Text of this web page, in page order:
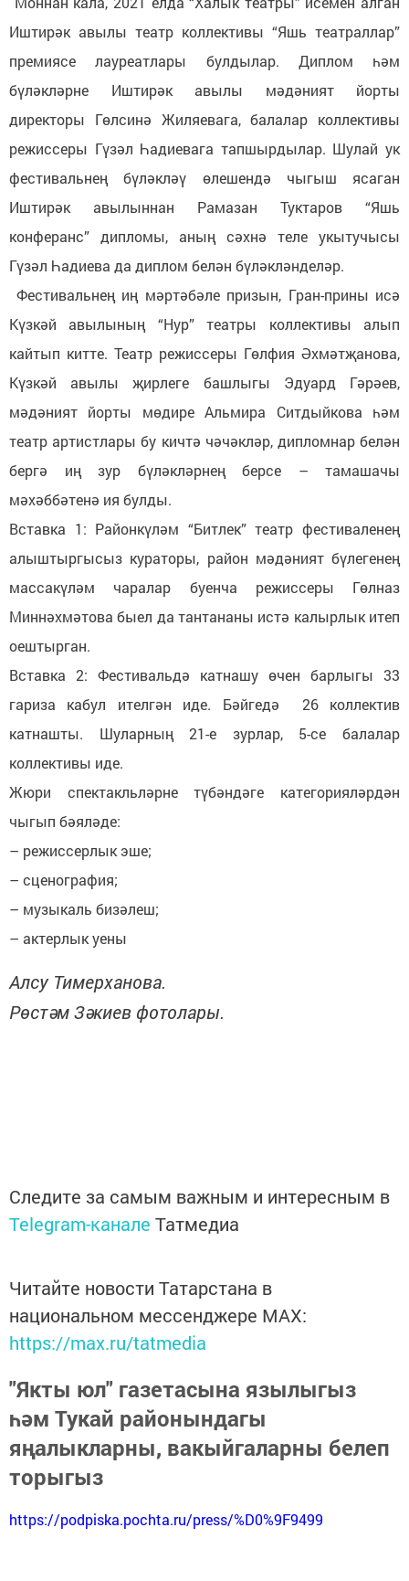
Иштирәк авылы театр коллективы “Яшь театраллар”
премиясе лауреатлары булдылар. Диплом һәм
бүләкләрне Иштирәк авылы мәдәният йорты
директоры Гөлсинә Жиляевага, балалар коллективы
режиссеры Гүзәл Һадиевага тапшырдылар. Шулай ук
фестивальнең бүләкләү өлешендә чыгыш ясаган
Иштирәк авылыннан Рамазан Туктаров “Яшь
конферанс” дипломы, аның сәхнә теле укытучысы
Гүзәл Һадиева да диплом белән бүләкләнделәр.
Фестивальнең иң мәртәбәле призын, Гран-прины исә
Күзкәй авылының “Нур” театры коллективы алып
кайтып китте. Театр режиссеры Гөлфия Әхмәтҗанова,
Күзкәй авылы җирлеге башлыгы Эдуард Гәрәев,
мәдәният йорты мөдире Альмира Ситдыйкова һәм
театр артистлары бу кичтә чәчәкләр, дипломнар белән
бергә иң зур бүләкләрнең берсе – тамашачы
мәхәббәтенә ия булды.
Вставка 1: Районкүләм “Битлек” театр фестиваленең
алыштыргысыз кураторы, район мәдәният бүлегенең
массакүләм чаралар буенча режиссеры Гөлназ
Миннәхмәтова быел да тантананы истә калырлык итеп
оештырган.
Вставка 2: Фестивальдә катнашу өчен барлыгы 33
гариза кабул ителгән иде. Бәйгедә 26 коллектив
катнашты. Шуларның 21-е зурлар, 5-се балалар
коллективы иде.
Жюри спектакльләрне түбәндәге категорияләрдән
чыгып бәяләде:
– режиссерлык эше;
– сценография;
– музыкаль бизәлеш;
– актерлык уены
Алсу Тимерханова.
Рөстәм Зәкиев фотолары.
Следите за самым важным и интересным в
Telegram-канале Татмедиа
Читайте новости Татарстана в
национальном мессенджере MАХ:
https://max.ru/tatmedia
"Якты юл" газетасына язылыгыз
һәм Тукай районындагы
яңалыкларны, вакыйгаларны белеп
торыгыз
https://podpiska.pochta.ru/press/%D0%9F9499